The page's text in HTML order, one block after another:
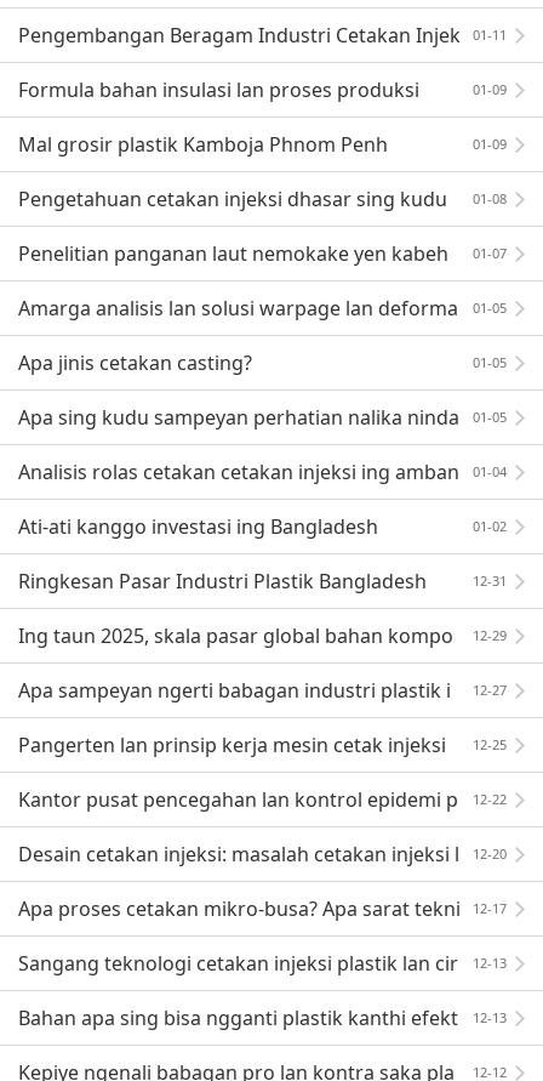
sing dibantu dening gas
01-11
Pengembangan Beragam Industri Cetakan Injek
si —— Analisis Teknologi Mould Injeksi Mikro
01-09
Formula bahan insulasi lan proses produksi
01-09
Mal grosir plastik Kamboja Phnom Penh
01-08
Pengetahuan cetakan injeksi dhasar sing kudu
dingerteni dening teknisi cetakan injeksi
01-07
Penelitian panganan laut nemokake yen kabeh
conto ngemot plastik
01-05
Amarga analisis lan solusi warpage lan deforma
si mesin cetak injeksi
01-05
Apa jinis cetakan casting?
01-05
Apa sing kudu sampeyan perhatian nalika ninda
kake bisnis karo pelanggan Bangladesh?
01-04
Analisis rolas cetakan cetakan injeksi ing amban
e 360 derajat
01-02
Ati-ati kanggo investasi ing Bangladesh
12-31
Ringkesan Pasar Industri Plastik Bangladesh
12-29
Ing taun 2025, skala pasar global bahan kompo
sit ing bidang transportasi bakal mencapai 59,8 milya
r
12-27
Apa sampeyan ngerti babagan industri plastik i
ng Thailand?
12-25
Pangerten lan prinsip kerja mesin cetak injeksi
12-22
Kantor pusat pencegahan lan kontrol epidemi p
emerintah kotamadya menehi kabar darurat
12-20
Desain cetakan injeksi: masalah cetakan injeksi l
an analisis sebab!
12-17
Apa proses cetakan mikro-busa? Apa sarat tekni
s? Apa kaluwihane?
12-13
Sangang teknologi cetakan injeksi plastik lan cir
i khas
12-13
Bahan apa sing bisa ngganti plastik kanthi efekt
if kanggo nyegah gawe piala?
12-12
Kepiye ngenali babagan pro lan kontra saka pla